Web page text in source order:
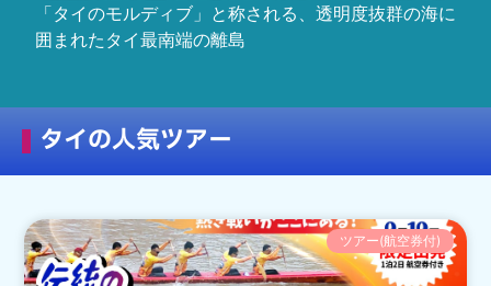
「タイのモルディブ」と称される、透明度抜群の海に
囲まれたタイ最南端の離島
タイの人気ツアー
ツアー(航空券付)